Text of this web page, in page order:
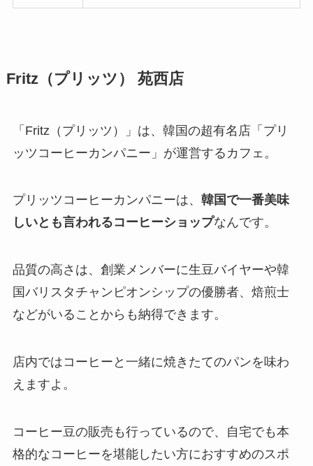
Fritz（プリッツ） 苑西店
「Fritz（プリッツ）」は、韓国の超有名店「プリ
ッツコーヒーカンパニー」が運営するカフェ。
プリッツコーヒーカンパニーは、 韓国で一番美味
しいとも言われるコーヒーショップなんです。
品質の高さは、創業メンバーに生豆バイヤーや韓
国バリスタチャンピオンシップの優勝者、焙煎士
などがいることからも納得できます。
店内ではコーヒーと一緒に焼きたてのパンを味わ
えますよ。
コーヒー豆の販売も行っているので、自宅でも本
格的なコーヒーを堪能したい方におすすめのスポ